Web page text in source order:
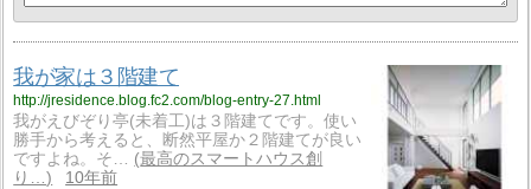
我が家は３階建て
http://jresidence.blog.fc2.com/blog-entry-27.html
我がえびぞり亭(未着工)は３階建てです。使い
勝手から考えると、断然平屋か２階建てが良い
ですよね。そ…
最高のスマートハウス創
り…
10年前